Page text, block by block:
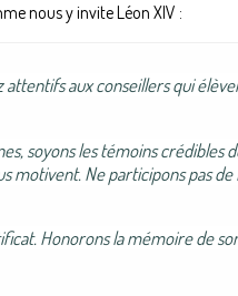
nous y invite Léon XIV :
attentifs auxconseillers qui
soyons lestémoins crédibles
motivent. Ne participons pas de
Honorons lamémoire de